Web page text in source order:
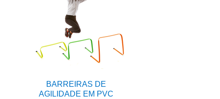
BARREIRAS DE
AGILIDADE EM PVC